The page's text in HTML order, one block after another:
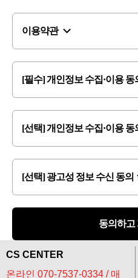
이용약관
[필수] 개인정보 수집·이용 동
[선택] 개인정보 수집·이용 동
[선택] 광고성 정보 수신 동의
동의하고
CS CENTER
온라인 070-7537-0334 / 매